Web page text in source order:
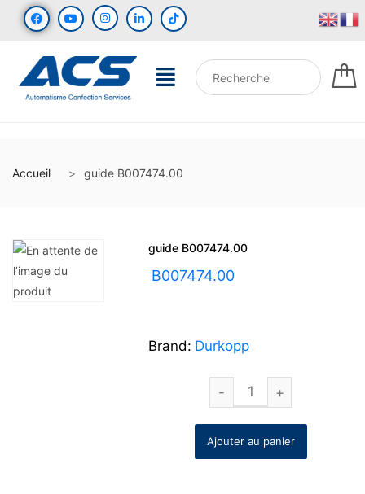
Accueil guide B007474.00
guide B007474.00
B007474.00
Brand: Durkopp
Ajouter au panier